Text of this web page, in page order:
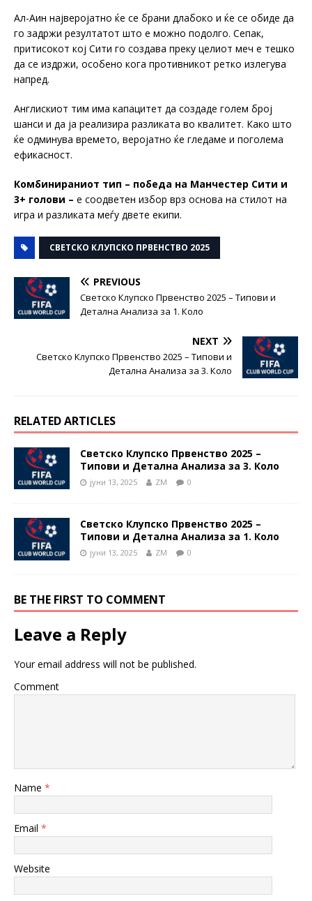
Ал-Аин најверојатно ќе се брани длабоко и ќе се обиде да
го задржи резултатот што е можно подолго. Сепак,
притисокот кој Сити го создава преку целиот меч е тешко
да се издржи, особено кога противникот ретко излегува
напред.
Англискиот тим има капацитет да создаде голем број
шанси и да ја реализира разликата во квалитет. Како што
ќе одминува времето, веројатно ќе гледаме и поголема
ефикасност.
Комбинираниот тип – победа на Манчестер Сити и
3+ голови – е соодветен избор врз основа на стилот на
игра и разликата меѓу двете екипи.
СВЕТСКО КЛУПСКО ПРВЕНСТВО 2025
PREVIOUS
Светско Клупско Првенство 2025 – Типови и
Детална Анализа за 1. Коло
NEXT
Светско Клупско Првенство 2025 – Типови и
Детална Анализа за 3. Коло
RELATED ARTICLES
Светско Клупско Првенство 2025 –
Типови и Детална Анализа за 3. Коло
јуни 13, 2025 ZM 0
Светско Клупско Првенство 2025 –
Типови и Детална Анализа за 1. Коло
јуни 13, 2025 ZM 0
BE THE FIRST TO COMMENT
Leave a Reply
Your email address will not be published.
Comment
Name *
Email *
Website